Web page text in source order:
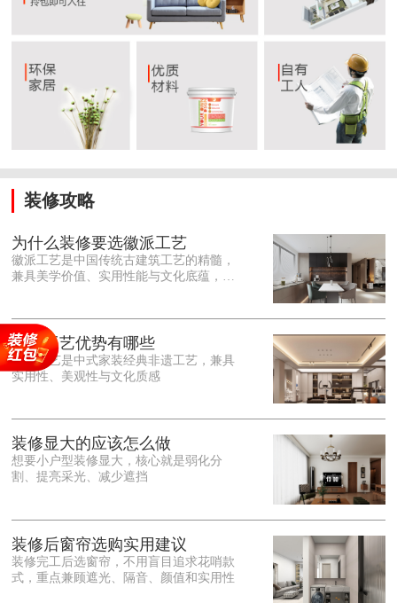
装修攻略
为什么装修要选徽派工艺
徽派工艺是中国传统古建筑工艺的精髓，
兼具美学价值、实用性能与文化底蕴，优
雕细琢的砖、木、石雕为特色，线条古朴
大气，意境悠远，自带东方中式雅致韵
味，耐看且不易过时。<o:p></o:p> 在工
艺品质上，徽派工艺遵循古法匠心工序，
保耐用，抗风化、耐腐蚀，使用
徽派工艺优势有哪些
徽派工艺是中式家装经典非遗工艺，兼具
实用性、美观性与文化质感
装修显大的应该怎么做
想要小户型装修显大，核心就是弱化分
割、提亮采光、减少遮挡
装修后窗帘选购实用建议
装修完工后选窗帘，不用盲目追求花哨款
式，重点兼顾遮光、隔音、颜值和实用性